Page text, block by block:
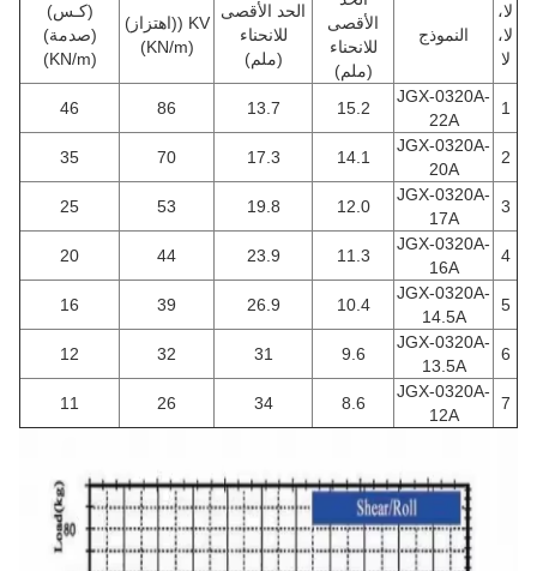
لا،
لا،
لا
النموذج
الأقصى
للانحناء
(ملم)
الحد الأقصى
للانحناء
(ملم)
KV ((اهتزاز)
(كـس)
(صدمة)
JGX-0320A-
22A
15.2
13.7
86
46
2
JGX-0320A-
20A
14.1
17.3
70
35
3
JGX-0320A-
17A
12.0
19.8
53
25
4
JGX-0320A-
16A
11.3
23.9
44
20
5
JGX-0320A-
14.5A
10.4
26.9
39
16
6
JGX-0320A-
13.5A
9.6
31
32
12
7
JGX-0320A-
12A
8.6
34
26
11